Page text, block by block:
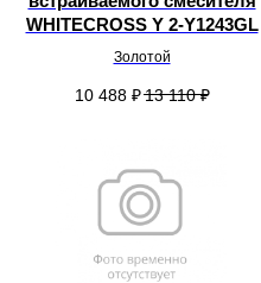
WHITECROSS Y 2-Y1243GL
Золотой
10 488 ₽13 110 ₽